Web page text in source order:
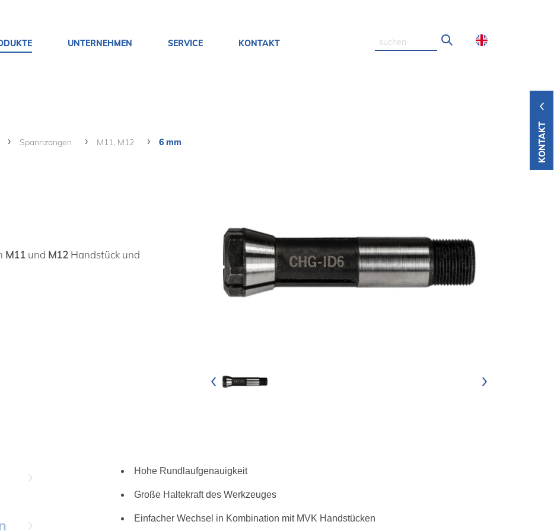
UNTERNEHMEN SERVICE KONTAKT
Spannzangen M11, M12 6 mm
M11 und M12 Handstück und
Hohe Rundlaufgenauigkeit
Große Haltekraft des Werkzeuges
Einfacher Wechsel in Kombination mit MVK Handstücken
KONTAKT